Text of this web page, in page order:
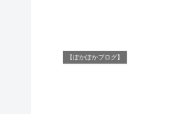
【ぽかぽかブログ】